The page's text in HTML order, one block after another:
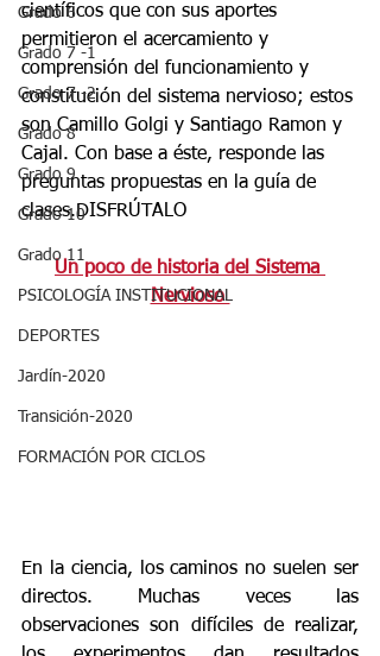
Grado 6
Grado 7 -1
Grado 7 -2
Grado 8
Grado 9
Grado 10
Grado 11
PSICOLOGÍA INSTITUCIONAL
DEPORTES
Jardín-2020
Transición-2020
FORMACIÓN POR CICLOS
científicos que con sus aportes
permitieron el acercamiento y
comprensión del funcionamiento y
constitución del sistema nervioso; estos
son Camillo Golgi y Santiago Ramon y
Cajal. Con base a éste, responde las
preguntas propuestas en la guía de
clases.DISFRÚTALO
Un poco de historia del Sistema
Nervioso
En la ciencia, los caminos no suelen ser
directos. Muchas veces las
observaciones son difíciles de realizar,